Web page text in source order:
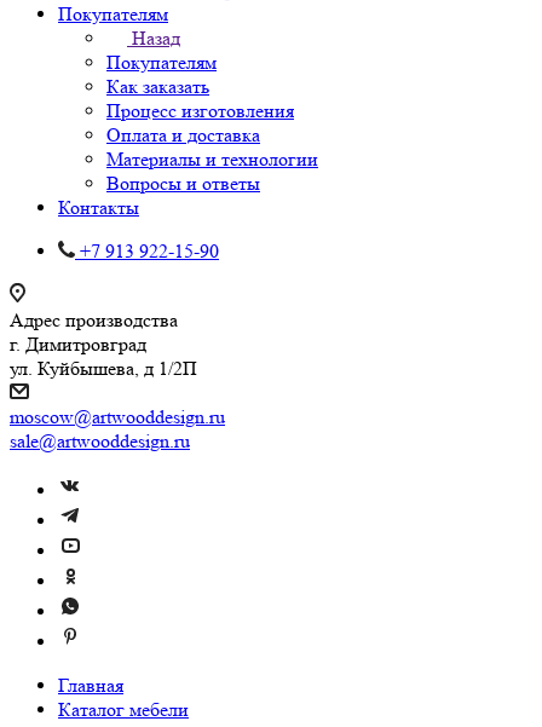
Покупателям
Назад
Покупателям
Как заказать
Процесс изготовления
Оплата и доставка
Материалы и технологии
Вопросы и ответы
Контакты
+7 913 922-15-90
Адрес производства
г. Димитровград
ул. Куйбышева, д 1/2П
moscow@artwooddesign.ru
sale@artwooddesign.ru
Главная
Каталог мебели